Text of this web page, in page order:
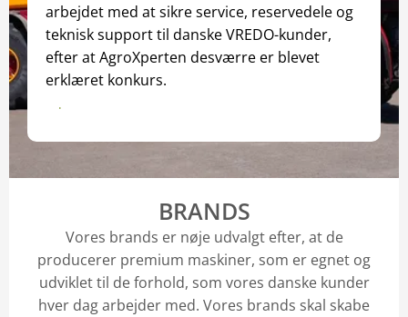
arbejdet med at sikre service, reservedele og
teknisk support til danske VREDO-kunder,
efter at AgroXperten desværre er blevet
erklæret konkurs.
Læs pressemeddelelsen her
BRANDS
Vores brands er nøje udvalgt efter, at de
producerer premium maskiner, som er egnet og
udviklet til de forhold, som vores danske kunder
hver dag arbejder med. Vores brands skal skabe